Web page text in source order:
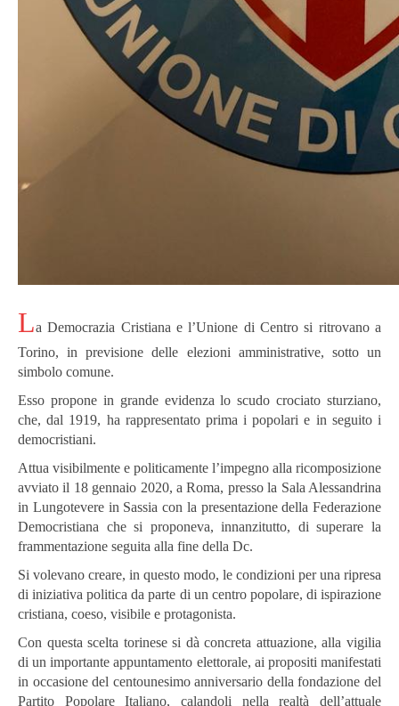
La Democrazia Cristiana e l’Unione di Centro si ritrovano a
Torino, in previsione delle elezioni amministrative, sotto un
simbolo comune.
Esso propone in grande evidenza lo scudo crociato sturziano,
che, dal 1919, ha rappresentato prima i popolari e in seguito i
democristiani.
Attua visibilmente e politicamente l’impegno alla ricomposizione
avviato il 18 gennaio 2020, a Roma, presso la Sala Alessandrina
in Lungotevere in Sassia con la presentazione della Federazione
Democristiana che si proponeva, innanzitutto, di superare la
frammentazione seguita alla fine della Dc.
Si volevano creare, in questo modo, le condizioni per una ripresa
di iniziativa politica da parte di un centro popolare, di ispirazione
cristiana, coeso, visibile e protagonista.
Con questa scelta torinese si dà concreta attuazione, alla vigilia
di un importante appuntamento elettorale, ai propositi manifestati
in occasione del centounesimo anniversario della fondazione del
Partito Popolare Italiano, calandoli nella realtà dell’attuale